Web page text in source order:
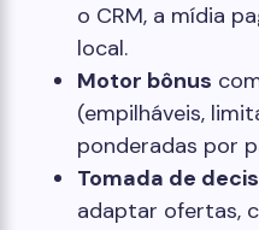
o CRM, a mídia
local.
Motor bônus
(empilháveis,
ponderadas por
Tomada de
adaptar ofertas,